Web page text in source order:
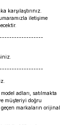
karşılaştırınız.
iletişime
adları, satılmakta
müşteriyi doğru
markaların orijinal